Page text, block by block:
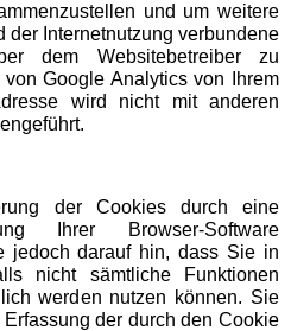
und um weitere
der Internetnutzung verbundene
dem Websitebetreiber zu
Google Analytics von Ihrem
wird nicht mit anderen
der Cookies durch eine
Ihrer Browser-Software
jedoch darauf hin, dass Sie in
nicht sämtliche Funktionen
werden nutzen können. Sie
der durch den Cookie